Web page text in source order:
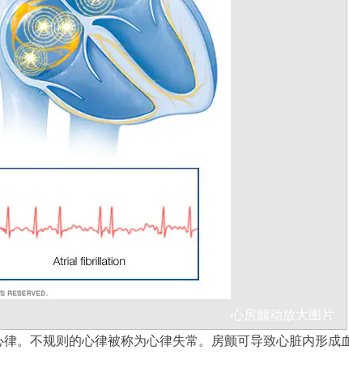
心房颤动 放大图片
。不规则的心律被称为心律失常。房颤可导致心脏内形